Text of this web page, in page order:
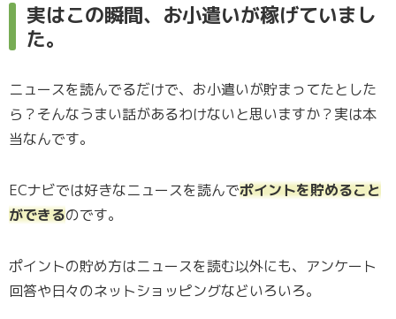
実はこの瞬間、お小遣いが稼げていまし
た。
ニュースを読んでるだけで、お小遣いが貯まってたとした
ら？そんなうまい話があるわけないと思いますか？実は本
当なんです。
ECナビでは好きなニュースを読んでポイントを貯めること
ができるのです。
ポイントの貯め方はニュースを読む以外にも、アンケート
回答や日々のネットショッピングなどいろいろ。